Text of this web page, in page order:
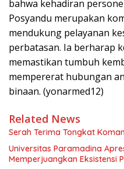
bahwa kehadiran
Posyandu merupakan
mendukung pelayanan
perbatasan. Ia berharap
memastikan tumbuh
mempererat hubungan
binaan. (yonarmed12)
Related News
Serah Terima Tongkat
Universitas Paramadina
Memperjuangkan Eksistensi